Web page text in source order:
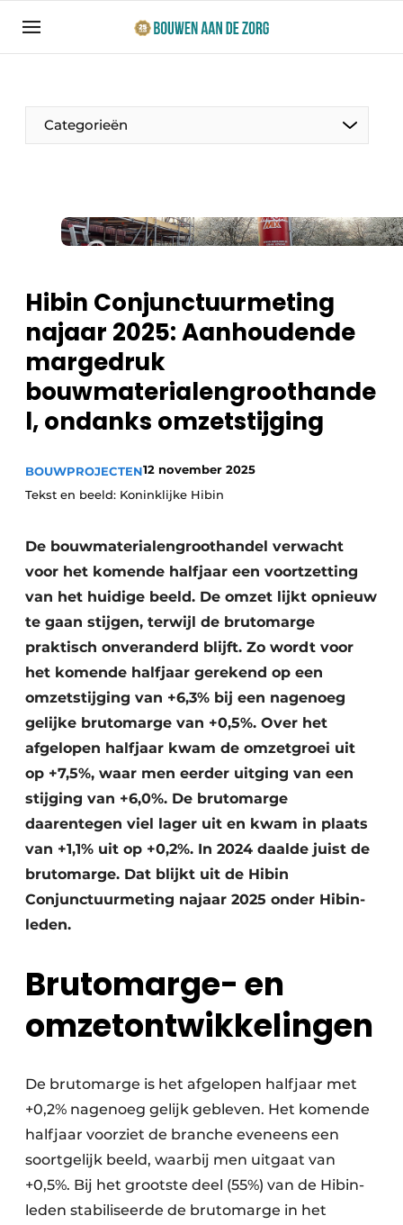
Aanmelden
Bedrijven
Bouwen aan de Zorg | Vakblad over bouw en
Direct contact
Jaarboek
Jubileumboek
Meest gelezen
Nieuwsbrief
Podcasts
Vacature aanmelden
Vacatures
Categorieën
Productinformatie
Ziekenhuizen
Woonzorg & Verpleeghuizen
Privéklinieken
Hibin Conjunctuurmeting
najaar 2025: Aanhoudende
margedruk
bouwmaterialengroothande
l, ondanks omzetstijging
BOUWPROJECTEN12 november 2025
Tekst en beeld: Koninklijke Hibin
De bouwmaterialengroothandel verwacht
voor het komende halfjaar een voortzetting
van het huidige beeld. De omzet lijkt opnieuw
te gaan stijgen, terwijl de brutomarge
praktisch onveranderd blijft. Zo wordt voor
het komende halfjaar gerekend op een
omzetstijging van +6,3% bij een nagenoeg
gelijke brutomarge van +0,5%. Over het
afgelopen halfjaar kwam de omzetgroei uit
op +7,5%, waar men eerder uitging van een
stijging van +6,0%. De brutomarge
daarentegen viel lager uit en kwam in plaats
van +1,1% uit op +0,2%. In 2024 daalde juist de
brutomarge. Dat blijkt uit de Hibin
Conjunctuurmeting najaar 2025 onder Hibin-
leden.
Brutomarge- en
omzetontwikkelingen
De brutomarge is het afgelopen halfjaar met
+0,2% nagenoeg gelijk gebleven. Het komende
halfjaar voorziet de branche eveneens een
soortgelijk beeld, waarbij men uitgaat van
+0,5%. Bij het grootste deel (55%) van de Hibin-
leden stabiliseerde de brutomarge in het